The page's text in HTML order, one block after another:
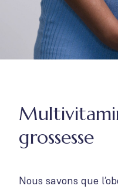
grossesse
Nous savons que